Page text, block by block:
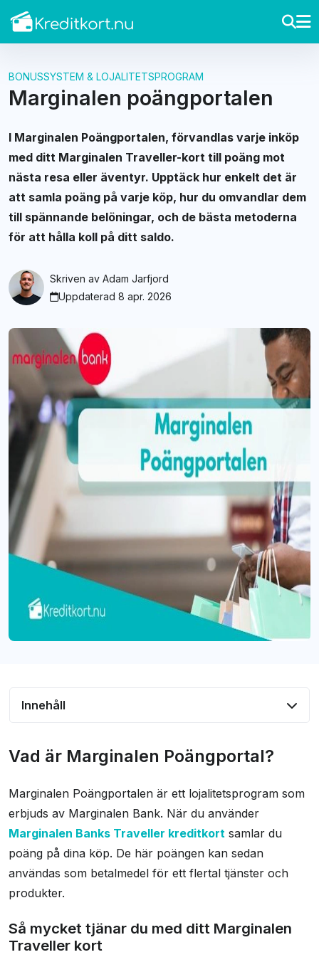
BONUSSYSTEM & LOJALITETSPROGRAM
Marginalen poängportalen
I Marginalen Poängportalen, förvandlas varje inköp
med ditt Marginalen Traveller-kort till poäng mot
nästa resa eller äventyr. Upptäck hur enkelt det är
att samla poäng på varje köp, hur du omvandlar dem
till spännande belöningar, och de bästa metoderna
för att hålla koll på ditt saldo.
Skriven av Adam Jarfjord
Uppdaterad 8 apr. 2026
Innehåll
Omvandla dina Marginalen poäng till belöningar
i Poängportalen
Så spårar du enkelt dina poäng
Vanliga frågor och svar
Vad är Marginalen Poängportal?
Marginalen Poängportalen är ett lojalitetsprogram som
erbjuds av Marginalen Bank. När du använder
Marginalen Banks Traveller kreditkort samlar du
poäng på dina köp. De här poängen kan sedan
användas som betalmedel för ett flertal tjänster och
produkter.
Så mycket tjänar du med ditt Marginalen
Traveller kort